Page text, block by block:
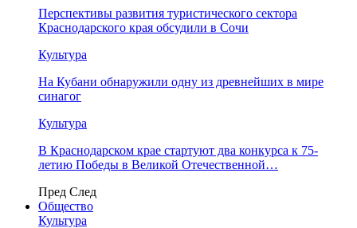
Перспективы развития туристического сектора
Краснодарского края обсудили в Сочи
Культура
На Кубани обнаружили одну из древнейших в мире
синагог
Культура
В Краснодарском крае стартуют два конкурса к 75-
летию Победы в Великой Отечественной…
Пред След
Общество
Культура